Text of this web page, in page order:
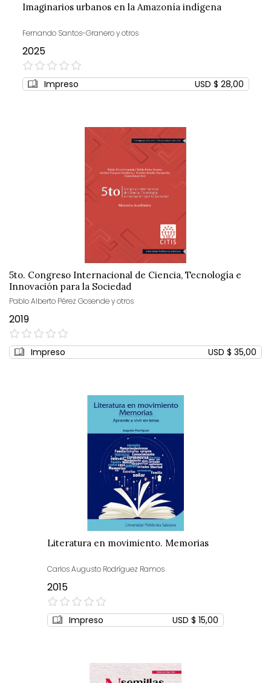
Imaginarios urbanos en la Amazonía indígena
Fernando Santos-Granero y otros
2025
0%
Impreso USD $ 28,00
5to. Congreso Internacional de Ciencia, Tecnología e
Innovación para la Sociedad
Pablo Alberto Pérez Gosende y otros
2019
0%
Impreso USD $ 35,00
Literatura en movimiento. Memorias
Carlos Augusto Rodríguez Ramos
2015
0%
Impreso USD $ 15,00